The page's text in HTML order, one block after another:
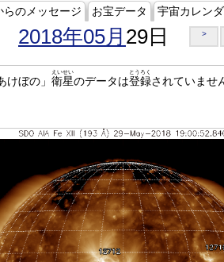
らのメッセージ お宝データ 宇宙カレン
2018年05月 29日 >
けぼの」 衛星
えいせい
のデータは登録
とうろく
されていませ